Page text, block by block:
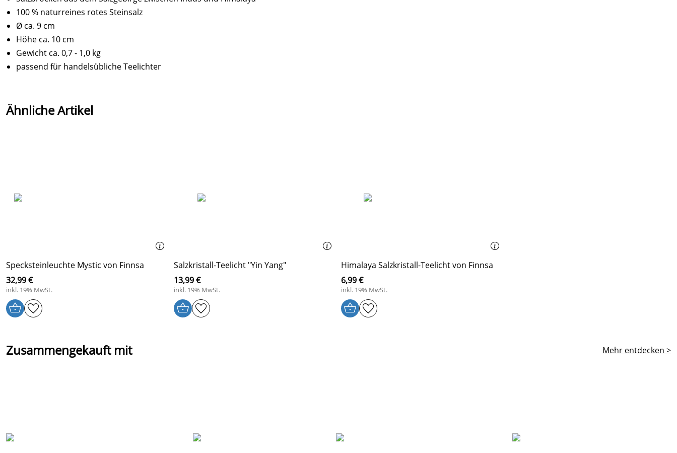
100 % naturreines rotes Steinsalz
Ø ca. 9 cm
Höhe ca. 10 cm
Gewicht ca. 0,7 - 1,0 kg
passend für handelsübliche Teelichter
Ähnliche Artikel
Specksteinleuchte Mystic von Finnsa
32,99 €
inkl. 19% MwSt.
Salzkristall-Teelicht "Yin Yang"
13,99 €
inkl. 19% MwSt.
Himalaya Salzkristall-Teelicht von Finnsa
6,99 €
inkl. 19% MwSt.
Zusammengekauft mit Mehr entdecken >